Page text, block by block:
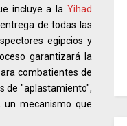
incluye a la Yihad
de todas las
egipcios y
garantizará la
combatientes de
de "aplastamiento",
un mecanismo que